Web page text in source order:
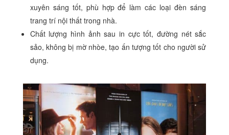
xuyên sáng tốt, phù hợp để làm các loại đèn sáng
trang trí nội thất trong nhà.
Chất lượng hình ảnh sau in cực tốt, đường nét sắc
sảo, không bị mờ nhòe, tạo ấn tượng tốt cho người sử
dụng.